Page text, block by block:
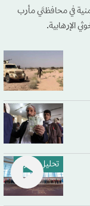
في محافظتَي مأرب
الإرهابية.
تحليل إخباري